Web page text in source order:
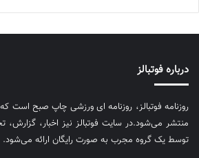
درباره فوتبالز
منتشر می‌شود.در سایت فوتبالز نیز اخبار،
توسط یک گروه مجرب به صورت رایگان ارائه می‌شود.